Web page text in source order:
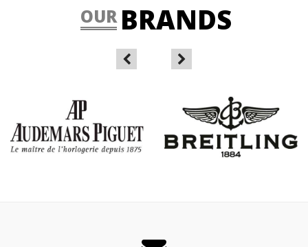
OUR BRANDS